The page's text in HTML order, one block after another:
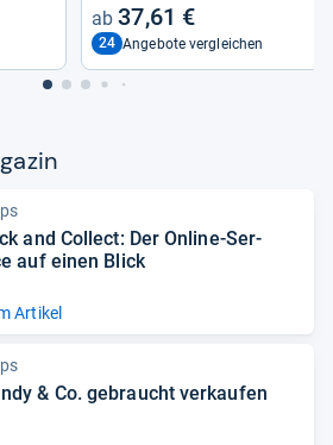
37,61 €
24 Angebote vergleichen
and Col­lect: Der Online-​Ser­
auf einen Blick
Artikel
& Co. gebraucht ver­kau­fen